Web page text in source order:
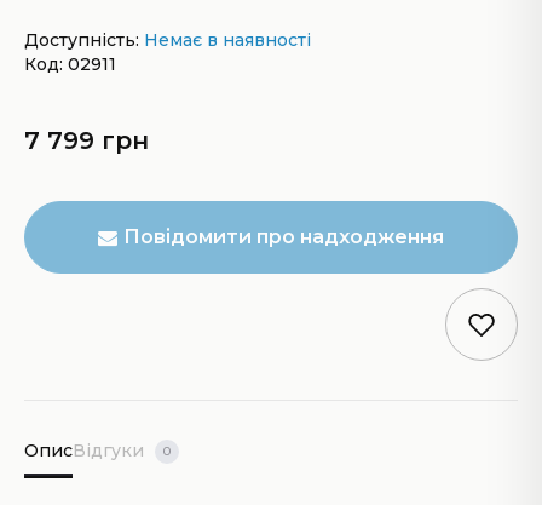
Доступність: Немає в наявності
Код: 02911
7 799 грн
Повідомити про надходження
ОписВідгуки 0